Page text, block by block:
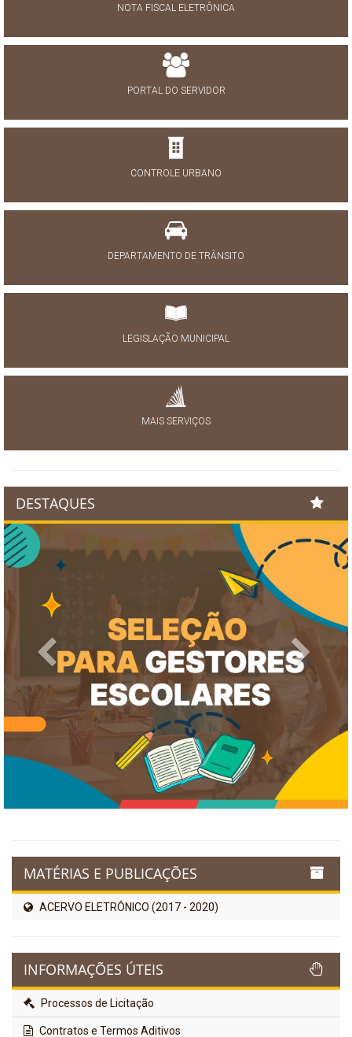
NOTA FISCAL ELETRÔNICA
PORTAL DO SERVIDOR
CONTROLE URBANO
DEPARTAMENTO DE TRÂNSITO
LEGISLAÇÃO MUNICIPAL
MAIS SERVIÇOS
DESTAQUES
Previous Next
MATÉRIAS E PUBLICAÇÕES
ACERVO ELETRÔNICO (2017 - 2020)
INFORMAÇÕES ÚTEIS
Processos de Licitação
Contratos e Termos Aditivos